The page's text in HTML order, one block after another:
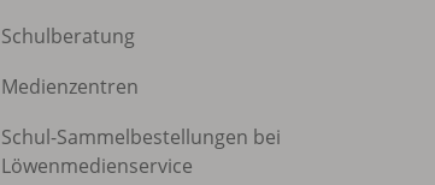
Schulberatung
Medienzentren
Schul-Sammelbestellungen bei
Löwenmedienservice